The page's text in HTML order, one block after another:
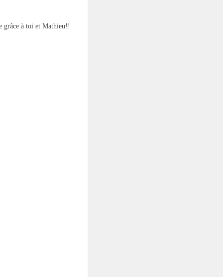
grâce à toi et Mathieu!!